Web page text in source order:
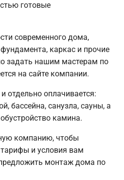
готовые
современного дома,
каркас и прочие
задать нашим мастерам по
на сайте компании.
отдельно оплачивается:
бассейна, санузла, сауны, а
камина.
компанию, чтобы
и условия вам
монтаж дома по